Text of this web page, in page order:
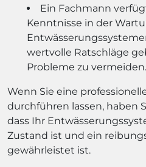
Ein Fachmann
Kenntnisse in der
wertvolle Ratschläge
Probleme zu vermeiden.
Wenn Sie eine
durchführen lassen, haben
dass Ihr
Zustand ist und ein
gewährleistet ist.